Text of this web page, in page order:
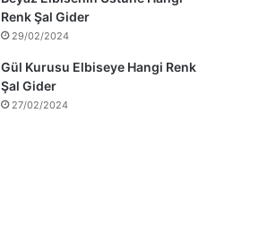
Renk Şal Gider
29/02/2024
Gül Kurusu Elbiseye Hangi Renk
Şal Gider
27/02/2024